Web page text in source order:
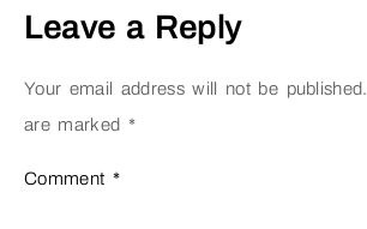
Leave a Reply
Your email address will not be published.
are marked *
Comment *